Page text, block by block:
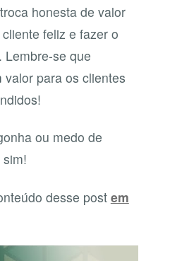
honesta de valor
feliz e fazer o
Lembre-se que
para os clientes
ou medo de
desse post em